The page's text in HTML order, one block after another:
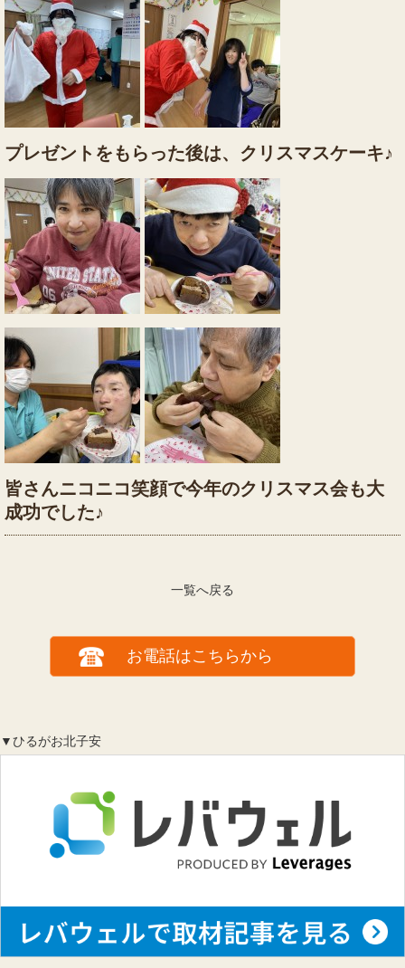
プレゼントをもらった後は、クリスマスケーキ♪
皆さんニコニコ笑顔で今年のクリスマス会も大
成功でした♪
一覧へ戻る
お電話はこちらから
▼ひるがお北子安